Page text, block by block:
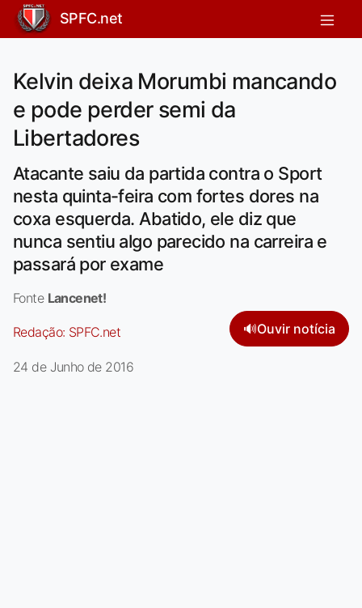
SPFC.net
Kelvin deixa Morumbi mancando
e pode perder semi da
Libertadores
Atacante saiu da partida contra o Sport
nesta quinta-feira com fortes dores na
coxa esquerda. Abatido, ele diz que
nunca sentiu algo parecido na carreira e
passará por exame
Fonte Lancenet!
Redação: SPFC.net 🔊Ouvir notícia
24 de Junho de 2016